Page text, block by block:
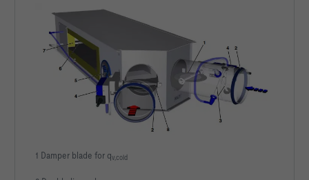
1 Damper blade for qv,cold